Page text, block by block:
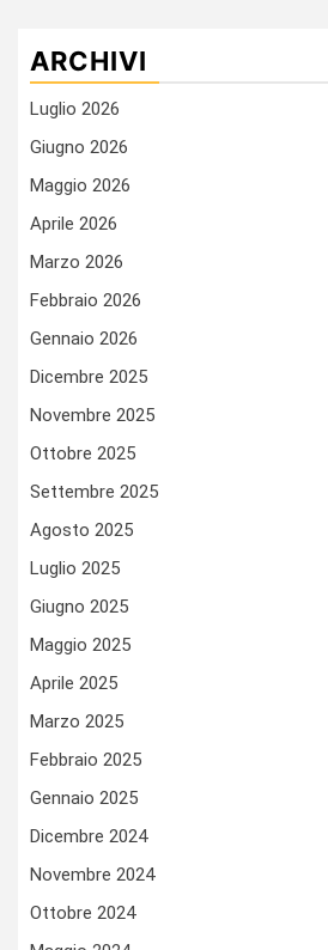
ARCHIVI
Luglio 2026
Giugno 2026
Maggio 2026
Aprile 2026
Marzo 2026
Febbraio 2026
Gennaio 2026
Dicembre 2025
Novembre 2025
Ottobre 2025
Settembre 2025
Agosto 2025
Luglio 2025
Giugno 2025
Maggio 2025
Aprile 2025
Marzo 2025
Febbraio 2025
Gennaio 2025
Dicembre 2024
Novembre 2024
Ottobre 2024